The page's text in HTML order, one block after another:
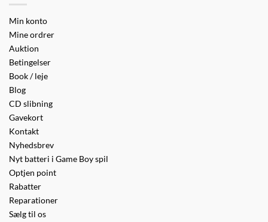
Min konto
Mine ordrer
Auktion
Betingelser
Book / leje
Blog
CD slibning
Gavekort
Kontakt
Nyhedsbrev
Nyt batteri i Game Boy spil
Optjen point
Rabatter
Reparationer
Sælg til os